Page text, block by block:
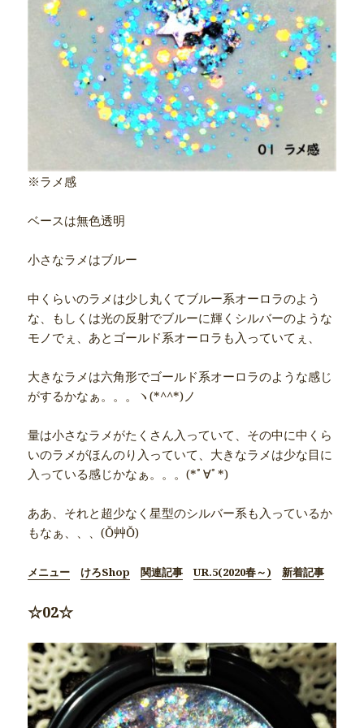
※ラメ感
ベースは無色透明
小さなラメはブルー
中くらいのラメは少し丸くてブルー系オーロラのよう
な、もしくは光の反射でブルーに輝くシルバーのような
モノでぇ、あとゴールド系オーロラも入っていてぇ、
大きなラメは六角形でゴールド系オーロラのような感じ
がするかなぁ。。。ヽ(*^^*)ノ
量は小さなラメがたくさん入っていて、その中に中くら
いのラメがほんのり入っていて、大きなラメは少な目に
入っている感じかなぁ。。。(*ﾟ∀ﾟ*)
ああ、それと超少なく星型のシルバー系も入っているか
もなぁ、、、(Ŏ艸Ŏ)
メニュー けろShop 関連記事 UR.5(2020春～) 新着記事
☆02☆